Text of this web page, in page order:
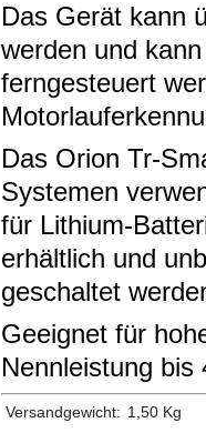
Das Gerät kann
werden und
ferngesteuert
Das Orion Tr-
Systemen
für Lithium-
erhältlich und
geschaltet
Geeignet für
Nennleistung bis
Versandgewicht: 1,50 Kg